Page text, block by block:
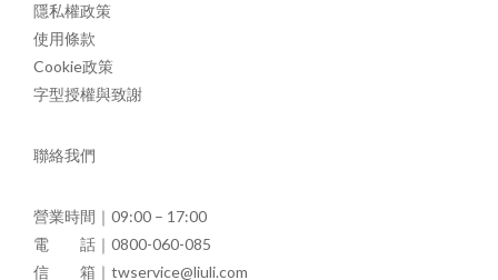
隱私權政策
使用條款
Cookie政策
字型授權與致謝
聯絡我們
營業時間｜09:00 – 17:00
電 話｜0800-060-085
信 箱｜twservice@liuli.com